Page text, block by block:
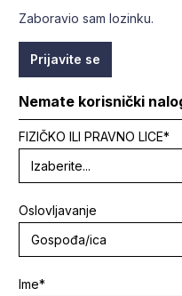
Zaboravio sam lozinku.
Prijavite se
Nemate korisnički
Lični podaci
FIZIČKO ILI PRAVNO LICE*
Oslovljavanje
Ime*